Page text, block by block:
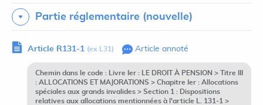
Partie réglementaire (nouvelle)
Article R131-1 (ex L31) Article annoté
Chemin dans le code : Livre Ier : LE DROIT À PENSION > Titre III
: ALLOCATIONS ET MAJORATIONS > Chapitre Ier : Allocations
spéciales aux grands invalides > Section 1 : Dispositions
relatives aux allocations mentionnées à l'article L. 131-1 >